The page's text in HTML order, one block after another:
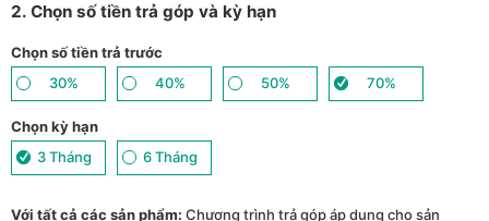
2. Chọn số tiền trả góp và kỳ hạn
Chọn số tiền trả trước
30%
40% 50% 70%
Chọn kỳ hạn
3 Tháng
6 Tháng
Với tất cả các sản phẩm: Chương trình trả góp áp dụng cho sản